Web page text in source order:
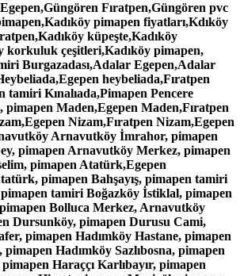
Fıratpen,Güngören pvc
pimapen fiyatları,Kdıköy
küpeşte,Kadıköy
korkuluk çeşitleri,Kadıköy pimapen,
Burgazadası,Adalar Egepen,Adalar
heybeliada,Fıratpen
tamiri Kınalıada,Pimapen Pencere
pimapen Maden,Egepen Maden,Fıratpen
Nizam,Fıratpen Nizam,Egepen
Arnavutköy İmrahor, pimapen
pimapen Arnavutköy Merkez, pimapen
pimapen Atatürk,Egepen
pimapen Bahşayış, pimapen tamiri
tamiri Boğazköy İstiklal, pimapen
Bolluca Merkez, Arnavutköy
Dursunköy, pimapen Durusu Cami,
pimapen Hadımköy Hastane, pimapen
Hadımköy Sazlıbosna, pimapen
Haraççı Karlıbayır, pimapen